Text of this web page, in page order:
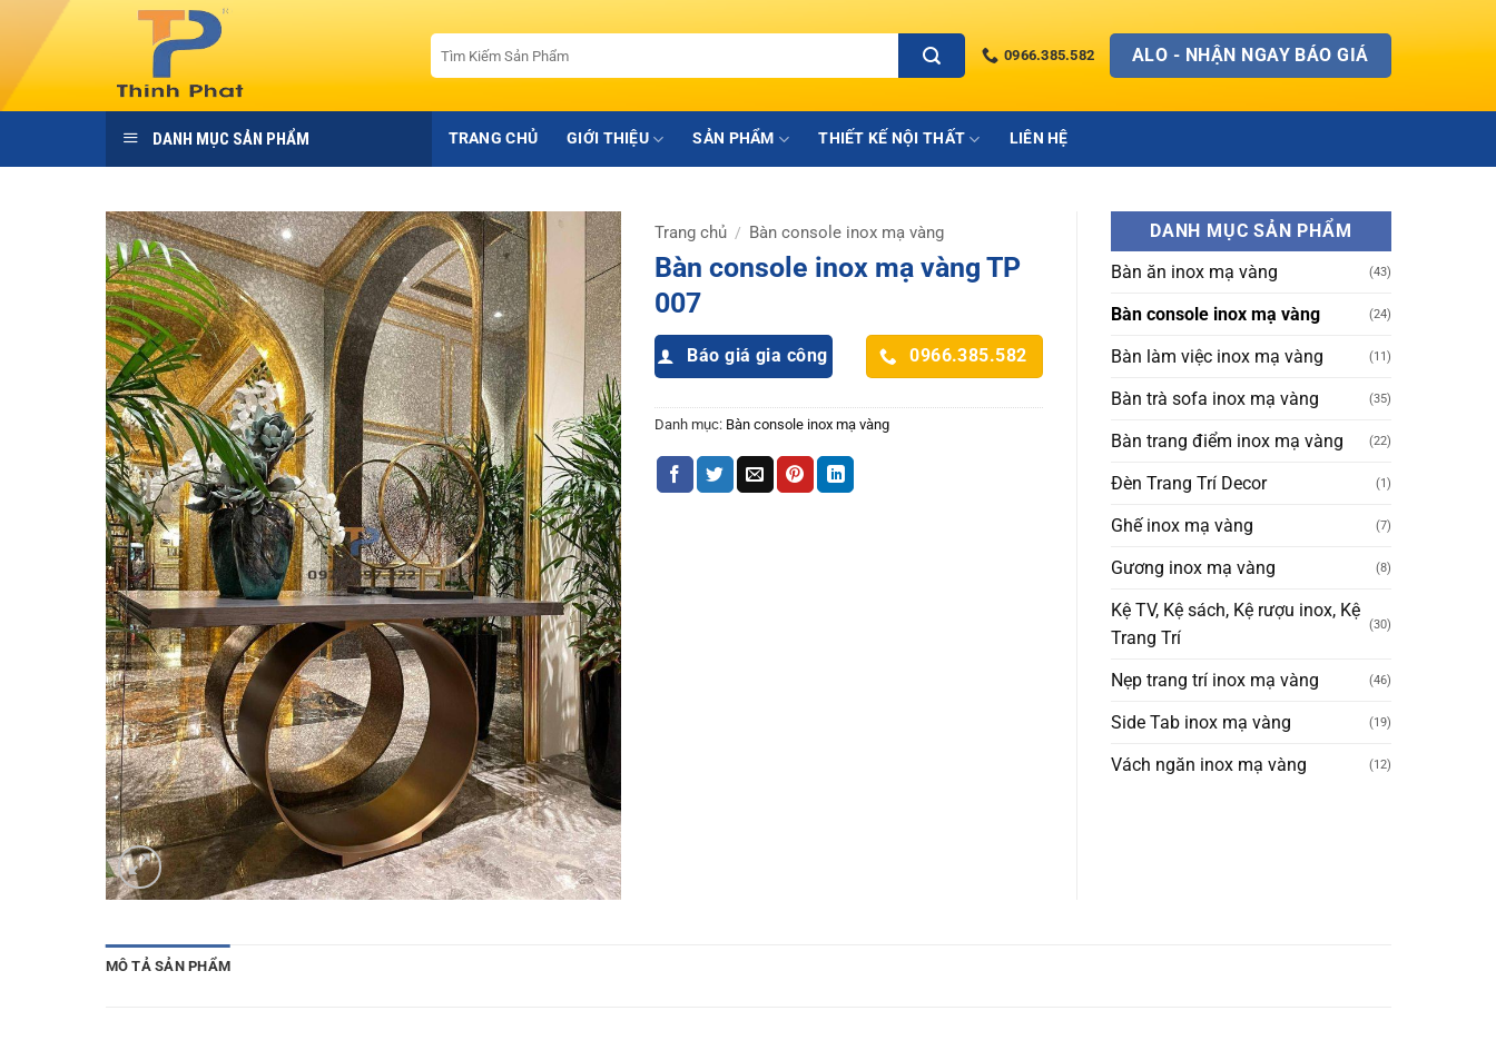
dung
Tìm
kiếm:
0966.385.582 ALO - NHẬN NGAY BÁO GIÁ
DANH MỤC SẢN PHẨM TRANG CHỦ GIỚI THIỆU SẢN PHẨM THIẾT KẾ NỘI THẤT LIÊN HỆ
Trang chủ / Bàn console inox mạ vàng
Bàn console inox mạ vàng TP
007
Báo giá gia công 0966.385.582
Danh mục: Bàn console inox mạ vàng
DANH MỤC SẢN PHẨM
Bàn ăn inox mạ vàng
(43)
Bàn console inox mạ vàng (24)
Bàn làm việc inox mạ vàng (11)
Bàn trà sofa inox mạ vàng (35)
Bàn trang điểm inox mạ vàng (22)
Đèn Trang Trí Decor (1)
Ghế inox mạ vàng (7)
Gương inox mạ vàng (8)
Kệ TV, Kệ sách, Kệ rượu inox, Kệ
Trang Trí
(30)
Nẹp trang trí inox mạ vàng (46)
Side Tab inox mạ vàng (19)
Vách ngăn inox mạ vàng (12)
MÔ TẢ SẢN PHẨM